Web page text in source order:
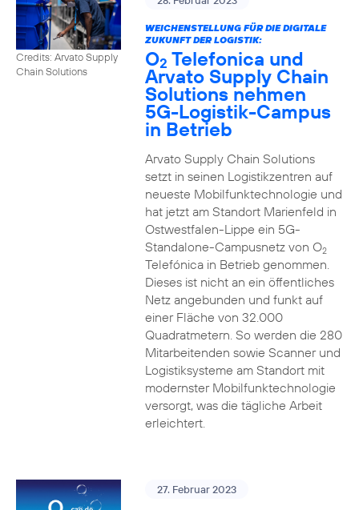
Credits: Arvato Supply
Chain Solutions
WEICHENSTELLUNG FÜR DIE DIGITALE
ZUKUNFT DER LOGISTIK:
O2 Telefonica und
Arvato Supply Chain
Solutions nehmen
5G-Logistik-Campus
in Betrieb
Arvato Supply Chain Solutions
setzt in seinen Logistikzentren auf
neueste Mobilfunktechnologie und
hat jetzt am Standort Marienfeld in
Ostwestfalen-Lippe ein 5G-
Standalone-Campusnetz von O2
Telefónica in Betrieb genommen.
Dieses ist nicht an ein öffentliches
Netz angebunden und funkt auf
einer Fläche von 32.000
Quadratmetern. So werden die 280
Mitarbeitenden sowie Scanner und
Logistiksysteme am Standort mit
modernster Mobilfunktechnologie
versorgt, was die tägliche Arbeit
erleichtert.
27. Februar 2023